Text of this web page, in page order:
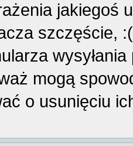
jakiegoś
szczęście,
mogą
o usunięciu